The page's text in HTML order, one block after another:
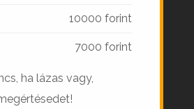
10000 forint
7000 forint
ha lázas vagy,